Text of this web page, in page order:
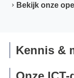
Bekijk onze
Kennis &